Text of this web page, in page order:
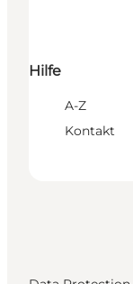
Hilfe
A-Z
Kontakt